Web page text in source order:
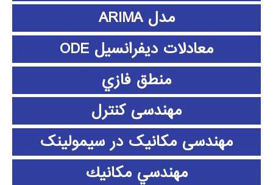
مدل ARIMA
معادلات دیفرانسیل ODE
منطق فازي
مهندسی کنترل
مهندسی مکانیک در سیمولینک
مهندسي مكانيك